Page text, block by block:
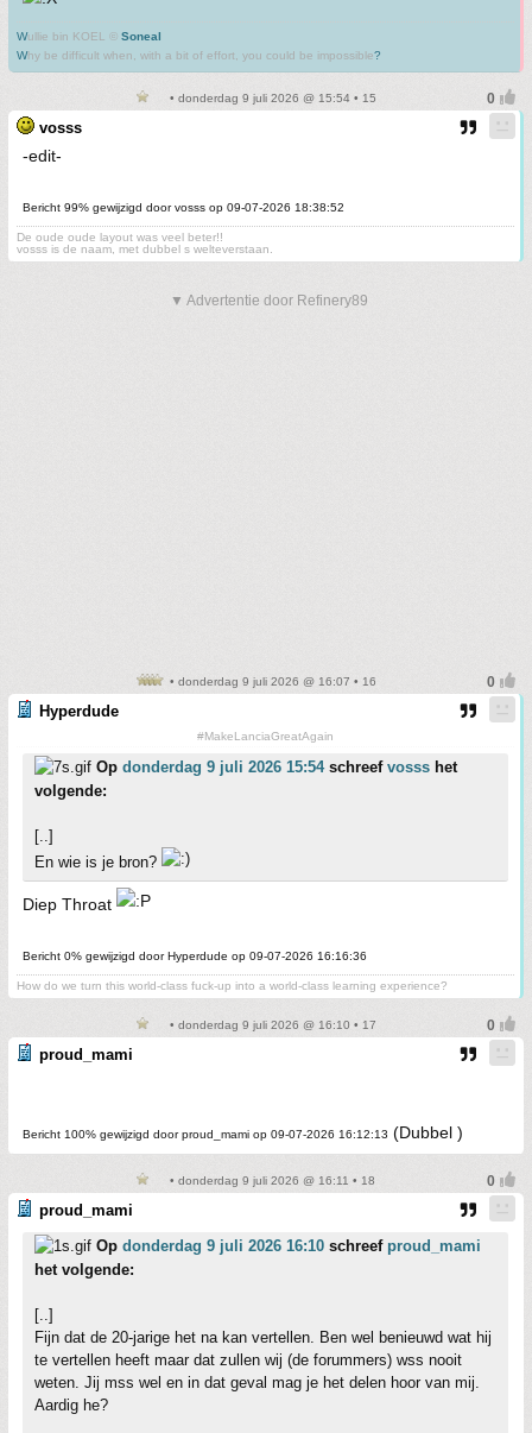
Wullie bin KOEL © Soneal
Why be difficult when, with a bit of effort, you could be impossible?
• donderdag 9 juli 2026 @ 15:54 • 15
vosss
-edit-
Bericht 99% gewijzigd door vosss op 09-07-2026 18:38:52
De oude oude layout was veel beter!!
vosss is de naam, met dubbel s welteverstaan.
▼ Advertentie door Refinery89
• donderdag 9 juli 2026 @ 16:07 • 16
Hyperdude
#MakeLanciaGreatAgain
Op donderdag 9 juli 2026 15:54schreef vosss het
volgende:
[..]
En wie is je bron?
Diep Throat
Bericht 0% gewijzigd door Hyperdude op 09-07-2026 16:16:36
How do we turn this world-class fuck-up into a world-class learning experience?
• donderdag 9 juli 2026 @ 16:10 • 17
proud_mami
Bericht 100% gewijzigd door proud_mami op 09-07-2026 16:12:13 (Dubbel )
• donderdag 9 juli 2026 @ 16:11 • 18
proud_mami
Op donderdag 9 juli 2026 16:10 schreef proud_mami
het volgende:
[..]
Fijn dat de 20-jarige het na kan vertellen. Ben wel benieuwd wat hij
te vertellen heeft maar dat zullen wij (de forummers) wss nooit
weten. Jij mss wel en in dat geval mag je het delen hoor van mij.
Aardig he?